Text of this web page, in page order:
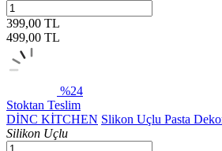
399,00 TL
499,00 TL
%24
Stoktan Teslim
DİNC KİTCHEN Slikon Uçlu Pasta
Silikon Uçlu